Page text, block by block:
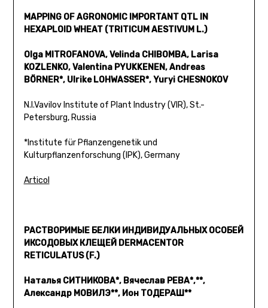
MAPPING OF AGRONOMIC IMPORTANT QTL IN
HEXAPLOID WHEAT (TRITICUM AESTIVUM L.)
Olga MITROFANOVA, Velinda CHIBOMBA, Larisa
KOZLENKO, Valentina PYUKKENEN, Andreas
BÖRNER*, Ulrike LOHWASSER*, Yuryi CHESNOKOV
N.I.Vavilov Institute of Plant Industry (VIR), St.-
Petersburg, Russia
*Institute für Pflanzengenetik und
Kulturpflanzenforschung (IPK), Germany
Articol
РАСТВОРИМЫЕ БЕЛКИ ИНДИВИДУАЛЬНЫХ ОСОБЕЙ
ИКСОДОВЫХ КЛЕЩЕЙ DERMACENTOR
RETICULATUS (F.)
Наталья СИТНИКОВА*, Вячеслав РЕВА*,**,
Александр МОВИЛЭ**, Ион ТОДЕРАШ**